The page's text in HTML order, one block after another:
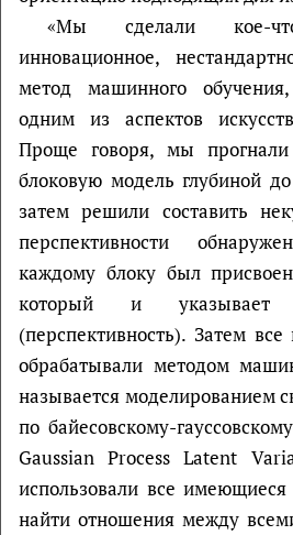
«Мы сделали кое-
инновационное,
метод машинного
одним из аспектов
Проще говоря, мы
блоковую модель глубиной
затем решили составить
перспективности
каждому блоку был
который и указывает
(перспективность). Затем
обрабатывали методом
называется моделированием
по байесовскому-
Gaussian Process Latent
использовали все
найти отношения между